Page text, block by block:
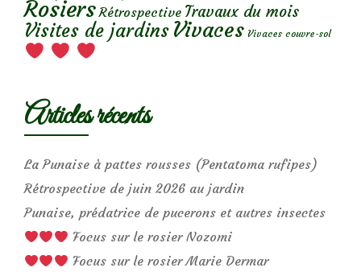
Rosiers Rétrospective Travaux du mois
Visites de jardins Vivaces Vivaces couvre-sol
Articles récents
La Punaise à pattes rousses (Pentatoma rufipes)
Rétrospective de juin 2026 au jardin
Punaise, prédatrice de pucerons et autres insectes
Focus sur le rosier Nozomi
Focus sur le rosier Marie Dermar